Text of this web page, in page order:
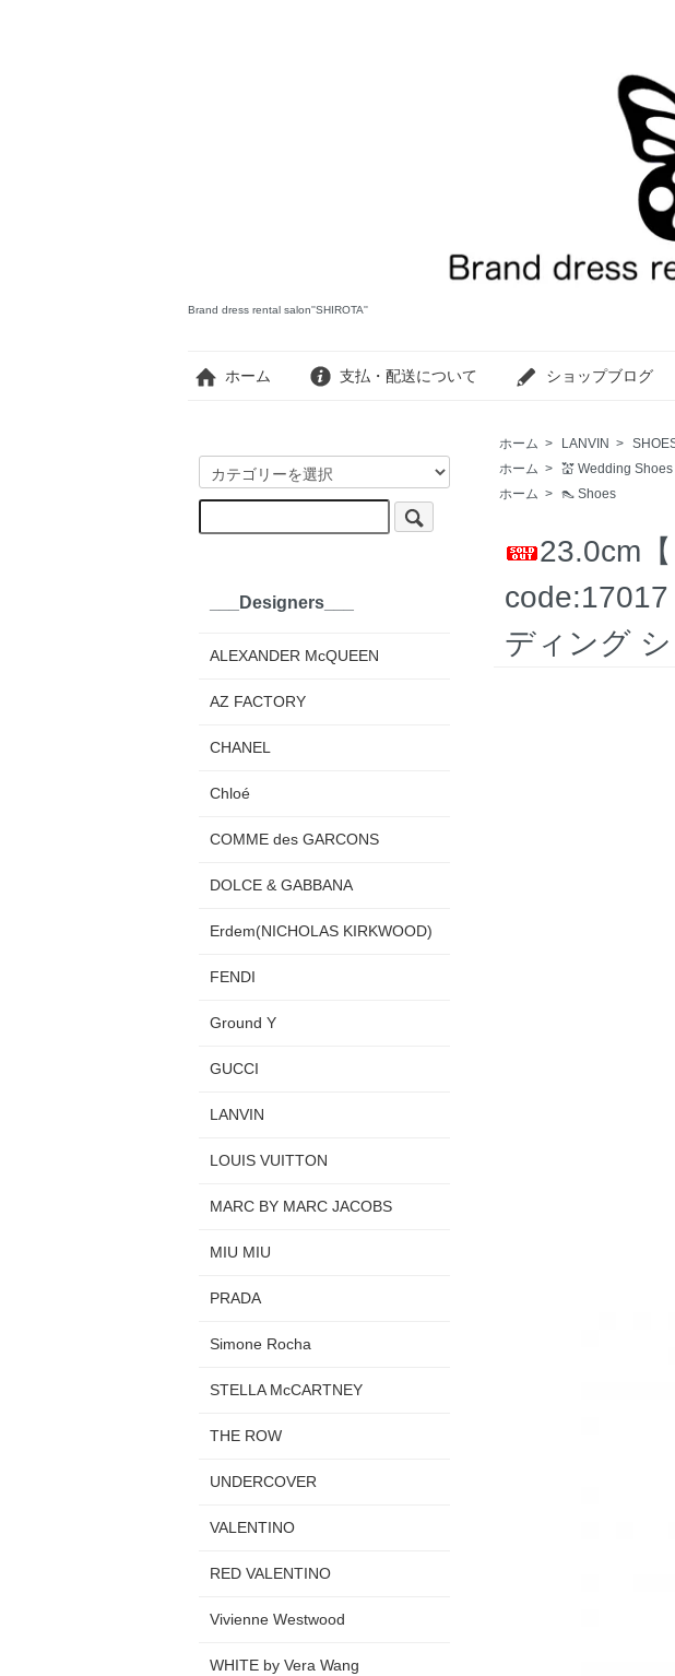
Brand dress rental salon''SHIROTA''
ホーム 支払・配送について ショップブログ
ホーム > LANVIN >
ホーム > 💒 Wedding Shoes
ホーム > 👠 Shoes
23.0cm
ディング シ
___Designers___
ALEXANDER McQUEEN
AZ FACTORY
CHANEL
Chloé
COMME des GARCONS
DOLCE & GABBANA
Erdem(NICHOLAS KIRKWOOD)
FENDI
Ground Y
GUCCI
LANVIN
LOUIS VUITTON
MARC BY MARC JACOBS
MIU MIU
PRADA
Simone Rocha
STELLA McCARTNEY
THE ROW
UNDERCOVER
VALENTINO
RED VALENTINO
Vivienne Westwood
WHITE by Vera Wang